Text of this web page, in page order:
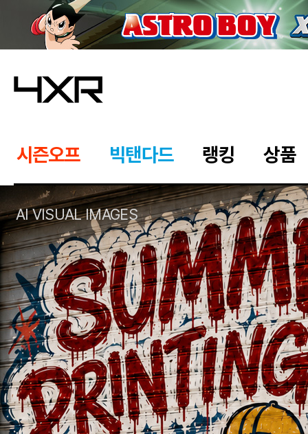
시즌오프 빅탠다드 랭킹 상품
AI VISUAL IMAGES